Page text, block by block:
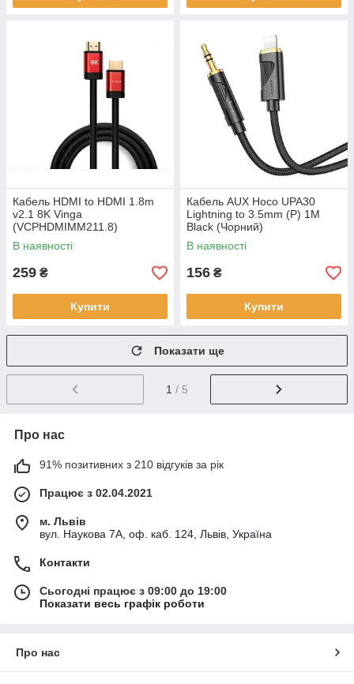
Кабель HDMI to HDMI 1.8m
v2.1 8K Vinga
(VCPHDMIMM211.8)
В наявності
259 ₴
Купити
Кабель AUX Hoco UPA30
Lightning to 3.5mm (P) 1M
Black (Чорний)
В наявності
156 ₴
Купити
Показати ще
1 / 5
Про нас
91% позитивних з 210 відгуків за рік
Працює з 02.04.2021
м. Львів
вул. Наукова 7А, оф. каб. 124, Львів, Україна
Контакти
Сьогодні працює з 09:00 до 19:00
Показати весь графік роботи
Про нас